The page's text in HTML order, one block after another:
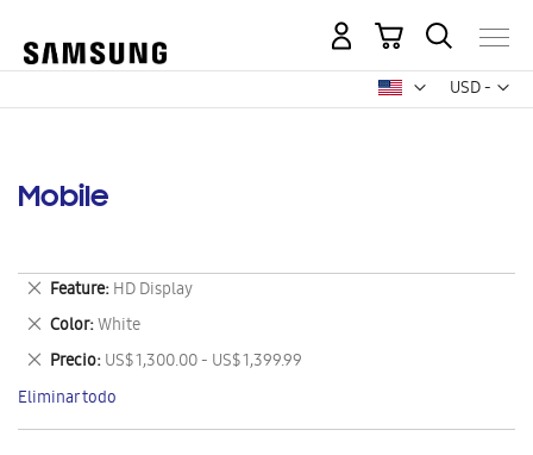
USD -
dólar
Mi carrito
Mobile
Feature HD Display
Eliminar
este
artículo
Color White
Eliminar
este
artículo
Precio US$ 1,300.00 - US$ 1,399.99
Eliminar
este
artículo
Eliminar todo